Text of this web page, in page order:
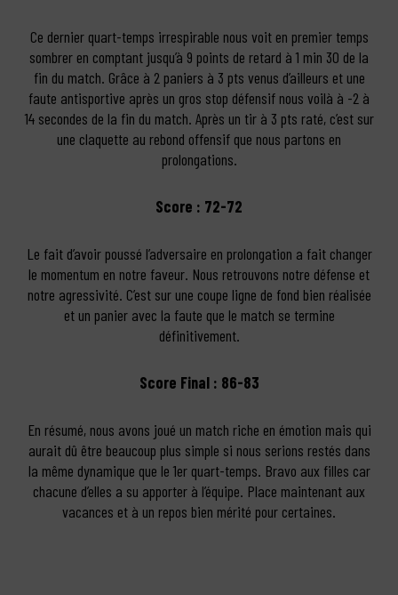
Ce dernier quart-temps irrespirable nous voit en premier temps
sombrer en comptant jusqu’à 9 points de retard à 1 min 30 de la
fin du match. Grâce à 2 paniers à 3 pts venus d’ailleurs et une
faute antisportive après un gros stop défensif nous voilà à -2 à
14 secondes de la fin du match. Après un tir à 3 pts raté, c’est sur
une claquette au rebond offensif que nous partons en
prolongations.
Score : 72-72
Le fait d’avoir poussé l’adversaire en prolongation a fait changer
le momentum en notre faveur. Nous retrouvons notre défense et
notre agressivité. C’est sur une coupe ligne de fond bien réalisée
et un panier avec la faute que le match se termine
définitivement.
Score Final : 86-83
En résumé, nous avons joué un match riche en émotion mais qui
aurait dû être beaucoup plus simple si nous serions restés dans
la même dynamique que le 1er quart-temps. Bravo aux filles car
chacune d’elles a su apporter à l’équipe. Place maintenant aux
vacances et à un repos bien mérité pour certaines.